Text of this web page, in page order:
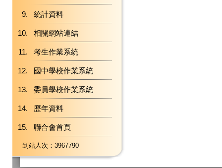
統計資料
相關網站連結
考生作業系統
國中學校作業系統
委員學校作業系統
歷年資料
聯合會首頁
到站人次：3967790